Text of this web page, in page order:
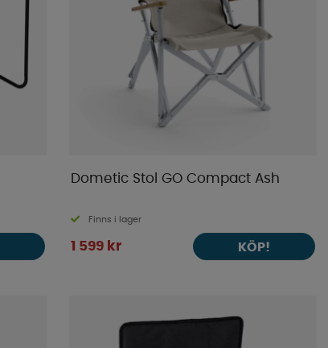
Dometic Stol GO Compact Ash
Finns i lager
1 599 kr KÖP!